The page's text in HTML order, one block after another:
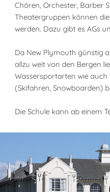
Chören, Orchester, Barber
Theatergruppen können
werden. Dazu gibt es AGs
Da New Plymouth günstig
allzu weit von den Bergen
Wassersportarten wie
(Skifahren, Snowboarden)
Die Schule kann ab einem